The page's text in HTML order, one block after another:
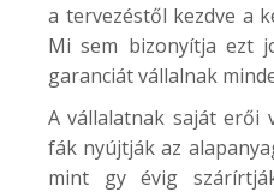
a tervezéstől kezdve a
Mi sem bizonyítja ezt
garanciát vállalnak
A vállalatnak saját erői
fák nyújtják az
mint gy évig